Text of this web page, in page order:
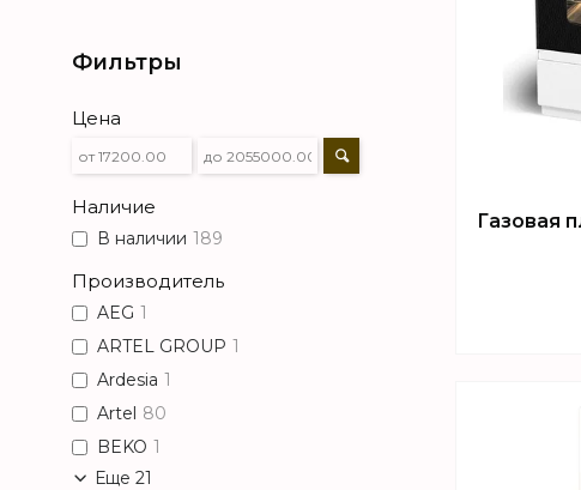
Газовая
Фильтры
Цена
Наличие
В наличии 189
Производитель
AEG 1
ARTEL GROUP 1
Ardesia 1
Artel 80
BEKO 1
Еще 21